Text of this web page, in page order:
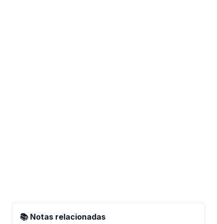
📚 Notas relacionadas